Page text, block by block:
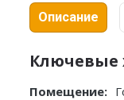
Описание
Ключевые
Помещение: